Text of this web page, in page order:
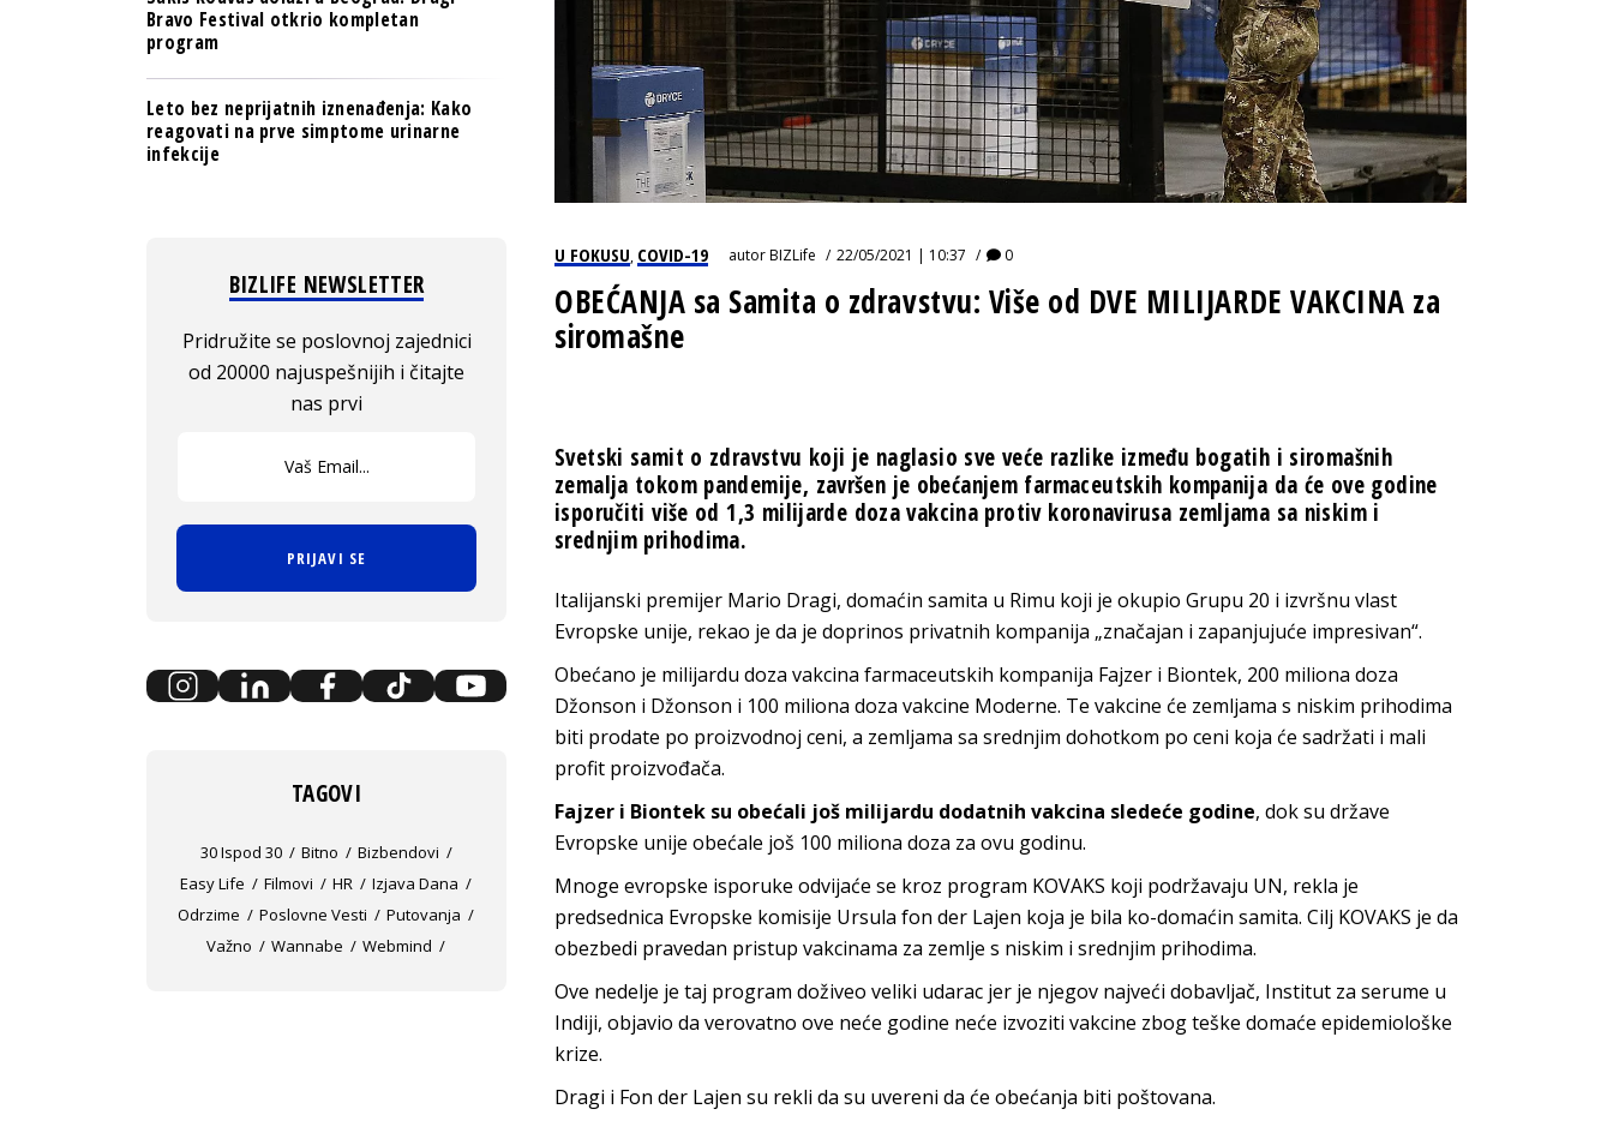
U FOKUSU, COVID-19 autorBIZLife 22/05/2021 | 10:37 0
OBEĆANJA sa Samita o zdravstvu: Više od DVE MILIJARDE VAKCINA za
siromašne
Svetski samit o zdravstvu koji je naglasio sve veće razlike između bogatih i siromašnih
zemalja tokom pandemije, završen je obećanjem farmaceutskih kompanija da će ove godine
isporučiti više od 1,3 milijarde doza vakcina protiv koronavirusa zemljama sa niskim i
srednjim prihodima.
Italijanski premijer Mario Dragi, domaćin samita u Rimu koji je okupio Grupu 20 i izvršnu vlast
Evropske unije, rekao je da je doprinos privatnih kompanija „značajan i zapanjujuće impresivan“.
Obećano je milijardu doza vakcina farmaceutskih kompanija Fajzer i Biontek, 200 miliona doza
Džonson i Džonson i 100 miliona doza vakcine Moderne. Te vakcine će zemljama s niskim prihodima
biti prodate po proizvodnoj ceni, a zemljama sa srednjim dohotkom po ceni koja će sadržati i mali
profit proizvođača.
Fajzer i Biontek su obećali još milijardu dodatnih vakcina sledeće godine, dok su države
Evropske unije obećale još 100 miliona doza za ovu godinu.
Mnoge evropske isporuke odvijaće se kroz program KOVAKS koji podržavaju UN, rekla je
predsednica Evropske komisije Ursula fon der Lajen koja je bila ko-domaćin samita. Cilj KOVAKS je da
obezbedi pravedan pristup vakcinama za zemlje s niskim i srednjim prihodima.
Ove nedelje je taj program doživeo veliki udarac jer je njegov najveći dobavljač, Institut za serume u
Indiji, objavio da verovatno ove neće godine neće izvoziti vakcine zbog teške domaće epidemiološke
krize.
Dragi i Fon der Lajen su rekli da su uvereni da će obećanja biti poštovana.
Bravo Festival otkrio kompletan
program
Leto bez neprijatnih iznenađenja: Kako
reagovati na prve simptome urinarne
infekcije
BIZLIFE NEWSLETTER
Pridružite se poslovnoj zajednici
od 20000 najuspešnijih i čitajte
nas prvi
PRIJAVI SE
TAGOVI
30 Ispod 30 Bitno
Bizbendovi
Easy Life
Filmovi HR
Izjava Dana
Odrzime
Poslovne Vesti
Putovanja
Važno
Wannabe Webmind